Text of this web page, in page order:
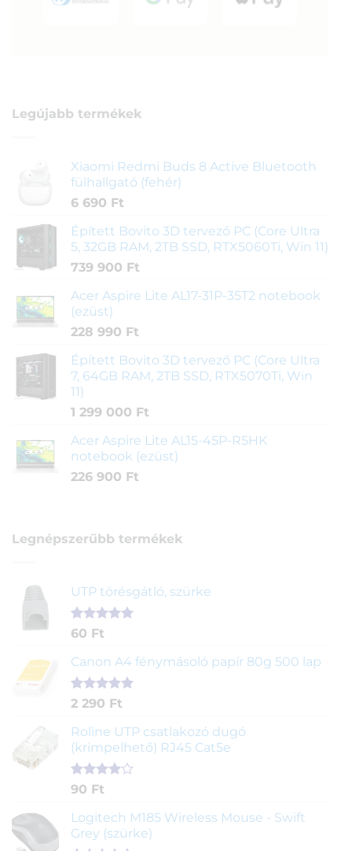
Legújabb termékek
Xiaomi Redmi Buds 8 Active Bluetooth
fülhallgató (fehér)
6 690 Ft
Épített Bovito 3D tervező PC (Core Ultra
5, 32GB RAM, 2TB SSD, RTX5060Ti, Win 11)
739 900 Ft
Acer Aspire Lite AL17-31P-35T2 notebook
(ezüst)
228 990 Ft
Épített Bovito 3D tervező PC (Core Ultra
7, 64GB RAM, 2TB SSD, RTX5070Ti, Win
11)
1 299 000 Ft
Acer Aspire Lite AL15-45P-R5HK
notebook (ezüst)
226 900 Ft
Legnépszerűbb termékek
UTP törésgátló, szürke
Értékelés
ből,
1
értékelés
alapján
60 Ft
Canon A4 fénymásoló papír 80g 500 lap
Értékelés
ből,
2
értékelés
alapján
2 290 Ft
Roline UTP csatlakozó dugó
(krimpelhető) RJ45 Cat5e
Értékelés
5-ből,
2
értékelés
alapján
90 Ft
Logitech M185 Wireless Mouse - Swift
Grey (szürke)